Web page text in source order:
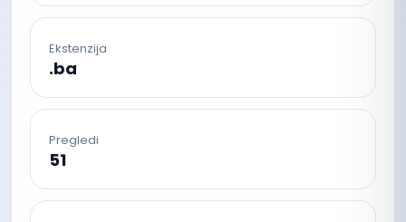
Ekstenzija
.ba
Pregledi
51